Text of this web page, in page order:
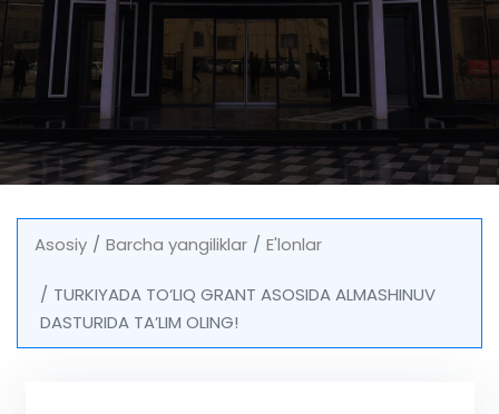
Asosiy Barcha yangiliklar E'lonlar
TURKIYADA TO‘LIQ GRANT ASOSIDA ALMASHINUV
DASTURIDA TA’LIM OLING!